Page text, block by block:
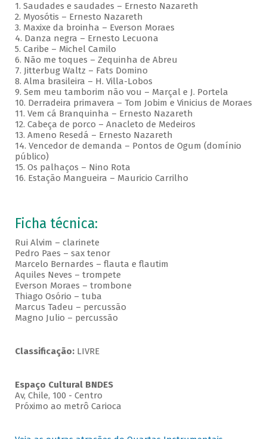
1. Saudades e saudades – Ernesto Nazareth
2. Myosótis – Ernesto Nazareth
3. Maxixe da broinha – Everson Moraes
4. Danza negra – Ernesto Lecuona
5. Caribe – Michel Camilo
6. Não me toques – Zequinha de Abreu
7. Jitterbug Waltz – Fats Domino
8. Alma brasileira – H. Villa-Lobos
9. Sem meu tamborim não vou – Marçal e J. Portela
10. Derradeira primavera – Tom Jobim e Vinicius de Moraes
11. Vem cá Branquinha – Ernesto Nazareth
12. Cabeça de porco – Anacleto de Medeiros
13. Ameno Resedá – Ernesto Nazareth
14. Vencedor de demanda – Pontos de Ogum (domínio
público)
15. Os palhaços – Nino Rota
16. Estação Mangueira – Mauricio Carrilho
Ficha técnica:
Rui Alvim – clarinete
Pedro Paes – sax tenor
Marcelo Bernardes – flauta e flautim
Aquiles Neves – trompete
Everson Moraes – trombone
Thiago Osório – tuba
Marcus Tadeu – percussão
Magno Julio – percussão
Classificação:LIVRE
Espaço Cultural BNDES
Av, Chile, 100 - Centro
Próximo ao metrô Carioca